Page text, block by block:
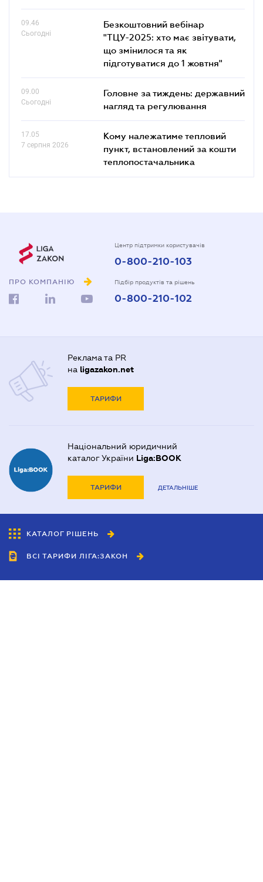
09.46
Сьогодні
Безкоштовний вебінар
"ТЦУ-2025: хто має звітувати,
що змінилося та як
підготуватися до 1 жовтня"
09.00
Сьогодні
Головне за тиждень: державний
нагляд та регулювання
17.05
7 серпня 2026
Кому належатиме тепловий
пункт, встановлений за кошти
теплопостачальника
ПРО КОМПАНІЮ
Центр підтримки користувачів
0-800-210-103
Підбір продуктів та рішень
0-800-210-102
Реклама та PR
на ligazakon.net
ТАРИФИ
Національний юридичний
каталог України Liga:BOOK
ТАРИФИ ДЕТАЛЬНІШЕ
КАТАЛОГ РІШЕНЬ
ВСІ ТАРИФИ ЛІГА:ЗАКОН